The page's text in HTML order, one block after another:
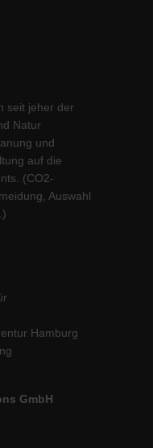
seit jeher der
Natur
und
auf die
(CO2-
Auswahl
Hamburg
GmbH